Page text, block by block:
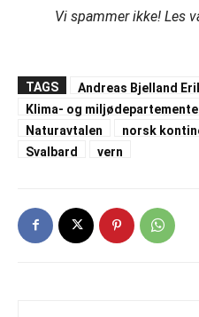
Vi spammer ikke! Les
TAGS Andreas Bjelland
Klima- og
Naturavtalen
norsk
Svalbard
vern